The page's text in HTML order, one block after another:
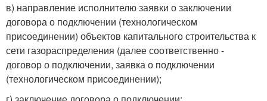
в) направление исполнителю заявки о заключении
договора о подключении (технологическом
присоединении) объектов капитального строительства к
сети газораспределения (далее соответственно -
договор о подключении, заявка о подключении
(технологическом присоединении);